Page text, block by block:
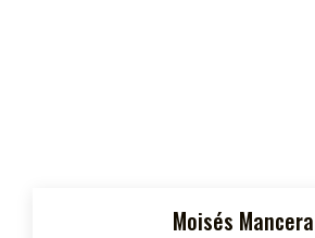
Moisés Mancera